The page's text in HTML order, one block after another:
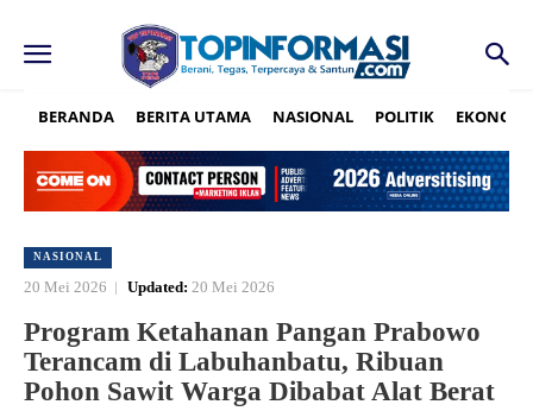
BERANDA BERITA UTAMA NASIONAL POLITIK EKONOMI
NASIONAL
20 Mei 2026 Updated: 20 Mei 2026
Program Ketahanan Pangan Prabowo
Terancam di Labuhanbatu, Ribuan
Pohon Sawit Warga Dibabat Alat Berat